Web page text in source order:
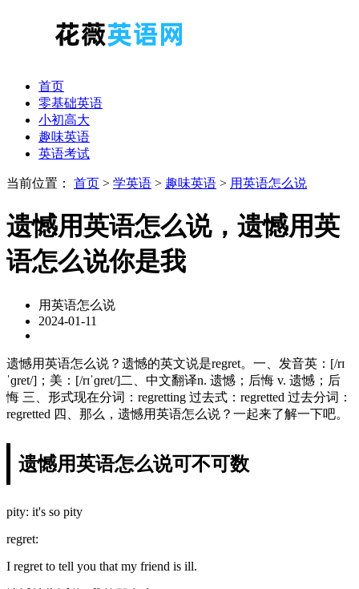
首页
零基础英语
小初高大
趣味英语
英语考试
当前位置： 首页 > 学英语 > 趣味英语 > 用英语怎么说
遗憾用英语怎么说，遗憾用英
语怎么说你是我
用英语怎么说
2024-01-11
遗憾用英语怎么说？遗憾的英文说是regret。一、发音英：[/rɪ
ˈɡret/]；美：[/rɪˈɡret/]二、中文翻译n. 遗憾；后悔 v. 遗憾；后
悔 三、形式现在分词：regretting 过去式：regretted 过去分词：
regretted 四、那么，遗憾用英语怎么说？一起来了解一下吧。
遗憾用英语怎么说可不可数
pity: it's so pity
regret:
I regret to tell you that my friend is ill.